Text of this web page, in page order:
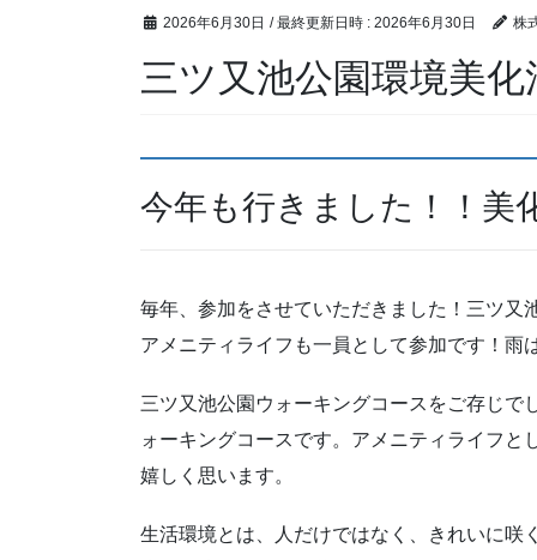
2026年6月30日 / 最終更新日時 : 2026年6月30日 株
三ツ又池公園環境美化
今年も行きました！！美
毎年、参加をさせていただきました！三ツ又
アメニティライフも一員として参加です！雨
三ツ又池公園ウォーキングコースをご存じで
ォーキングコースです。アメニティライフ
嬉しく思います。
生活環境とは、人だけではなく、きれいに咲